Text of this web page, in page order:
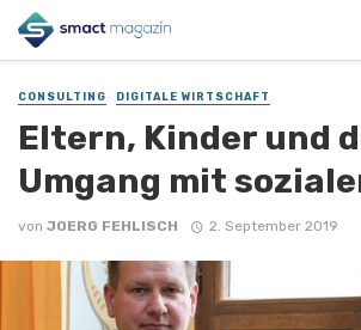
CONSULTING DIGITALE WIRTSCHAFT
Eltern, Kinder und
Umgang mit
von JOERG FEHLISCH 2. September 2019